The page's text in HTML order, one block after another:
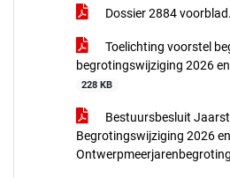
Dossier 2884
Toelichting voorstel
begrotingswijziging 2026
228 KB
Bestuursbesluit
Begrotingswijziging 2026 en